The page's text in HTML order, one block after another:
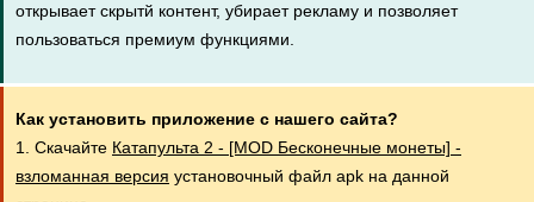
открывает скрытй контент, убирает рекламу и позволяет
пользоваться премиум функциями.
Как установить приложение с нашего сайта?
1. Скачайте Катапульта 2 - [MOD Бесконечные монеты] -
взломанная версия установочный файл apk на данной